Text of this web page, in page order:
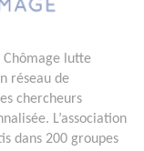
Chômage lutte
réseau de
chercheurs
L’association
dans 200 groupes